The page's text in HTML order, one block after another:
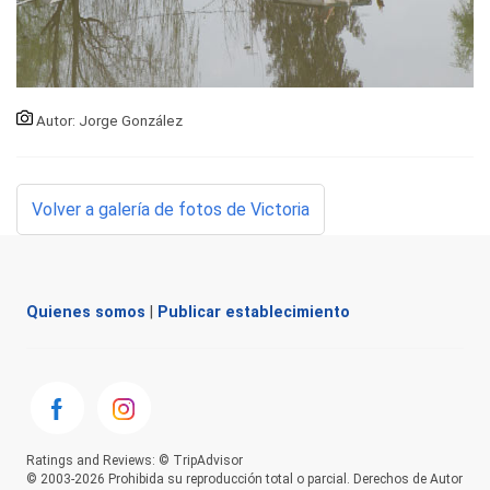
Autor: Jorge González
Volver a galería de fotos de Victoria
Quienes somos Publicar establecimiento
Ratings and Reviews: © TripAdvisor
© 2003-2026 Prohibida su reproducción total o parcial. Derechos de Autor